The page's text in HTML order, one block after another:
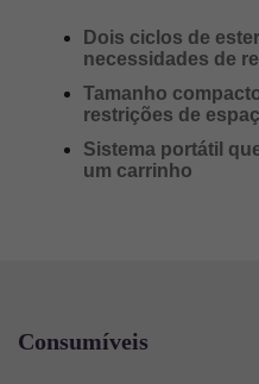
Dois ciclos de
necessidades de
Tamanho
restrições de
Sistema portátil
um carrinho
Consumíveis